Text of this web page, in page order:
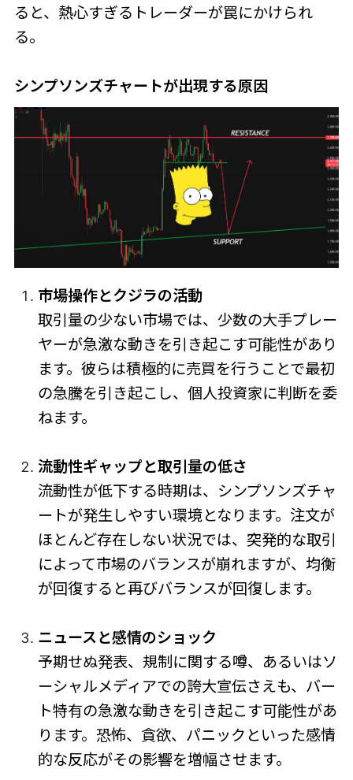
ると、熱心すぎるトレーダーが罠にかけられ
る。
シンプソンズチャートが出現する原因
市場操作とクジラの活動
取引量の少ない市場では、少数の大手プレー
ヤーが急激な動きを引き起こす可能性があり
ます。彼らは積極的に売買を行うことで最初
の急騰を引き起こし、個人投資家に判断を委
ねます。
流動性ギャップと取引量の低さ
流動性が低下する時期は、シンプソンズチャ
ートが発生しやすい環境となります。注文が
ほとんど存在しない状況では、突発的な取引
によって市場のバランスが崩れますが、均衡
が回復すると再びバランスが回復します。
ニュースと感情のショック
予期せぬ発表、規制に関する噂、あるいはソ
ーシャルメディアでの誇大宣伝さえも、バー
ト特有の急激な動きを引き起こす可能性があ
ります。恐怖、貪欲、パニックといった感情
的な反応がその影響を増幅させます。